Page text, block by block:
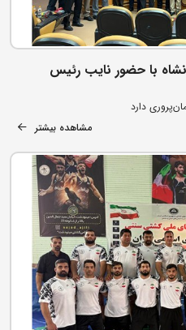
با حضور نایب رئیس
دارد
مشاهده بیشتر